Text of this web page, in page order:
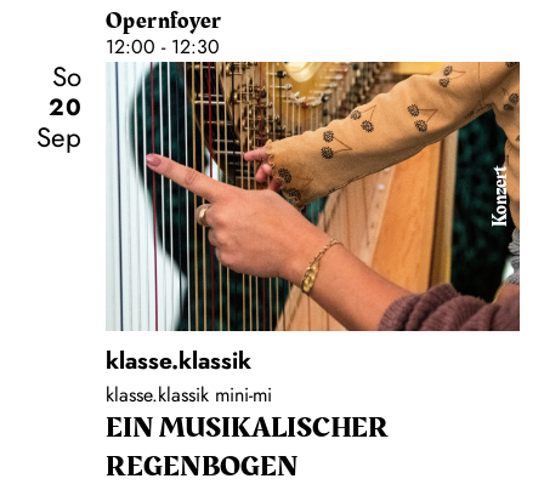
Opernfoyer
12:00 - 12:30
So
20
Sep
Konzert
klasse.klassik
klasse.klassik mini-mi
EIN MUSIKALISCHER
REGENBOGEN